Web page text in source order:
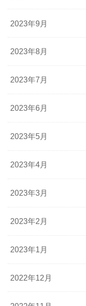
2023年9月
2023年8月
2023年7月
2023年6月
2023年5月
2023年4月
2023年3月
2023年2月
2023年1月
2022年12月